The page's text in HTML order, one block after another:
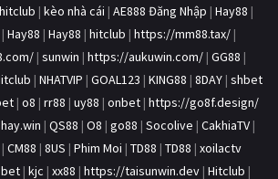
hitclub | kèo nhà cái | AE888 Đăng Nhập | Hay88 |
| Hay88 | Hay88 | hitclub | https://mm88.tax/ |
| sunwin | https://aukuwin.com/ | GG88 |
| NHATVIP | GOAL123 | KING88 | 8DAY | shbet
| o8 | rr88 | uy88 | onbet | https://go8f.design/
hay.win | QS88 | O8 | go88 | Socolive | CakhiaTV |
| CM88 | 8US | Phim Moi | TD88 | TD88 | xoilactv
bet | kjc | xx88 | https://taisunwin.dev | Hitclub |